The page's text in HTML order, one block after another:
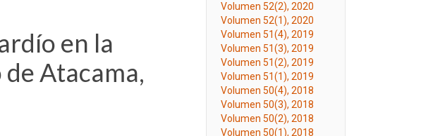
en la
Atacama,
Volumen 52(2), 2020
Volumen 52(1), 2020
Volumen 51(4), 2019
Volumen 51(3), 2019
Volumen 51(2), 2019
Volumen 51(1), 2019
Volumen 50(4), 2018
Volumen 50(3), 2018
Volumen 50(2), 2018
Volumen 50(1), 2018